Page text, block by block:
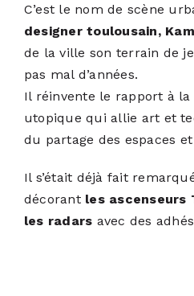
C’est le nom de scène
designer toulousain,
de la ville son terrain de
pas mal d’années.
Il réinvente le rapport à
utopique qui allie art et
du partage des espaces
Il s’était déjà fait
décorant les ascenseurs
les radars avec des
S’ABONNER
CONTACT